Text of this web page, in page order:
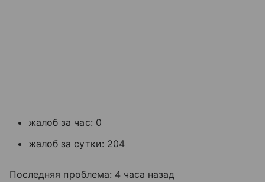
жалоб за час: 0
жалоб за сутки: 204
Последняя проблема: 4 часа назад